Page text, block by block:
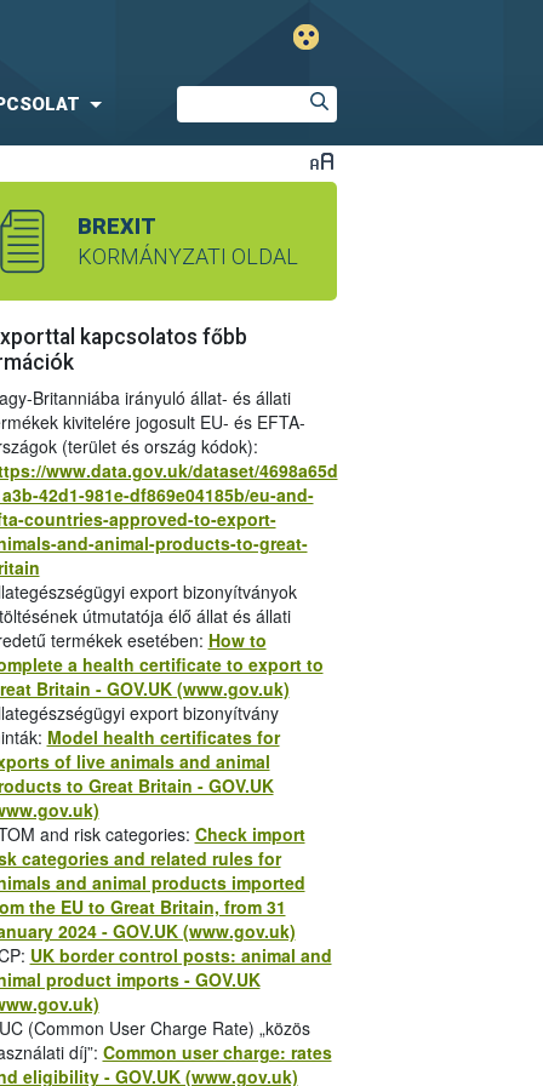
BREXIT
KORMÁNYZATI OLDAL
kapcsolatos főbb
Britanniába irányuló állat- és állati
kivitelére jogosult EU- és EFTA-
(terület és ország kódok):
www.data.gov.uk/dataset/4698a65d
42d1-981e-df869e04185b/eu-and-
countries-approved-to-export-
and-animal-products-to-great-
export bizonyítványok
útmutatója élő állat és állati
termékek esetében: How to
a health certificate to export to
Britain - GOV.UK (www.gov.uk)
export bizonyítvány
Model health certificates for
of live animals and animal
to Great Britain - GOV.UK
and risk categories: Check import
categories and related rules for
and animal products imported
the EU to Great Britain, from 31
2024 - GOV.UK (www.gov.uk)
UK border control posts: animal and
product imports - GOV.UK
(Common User Charge Rate) „közös
díj”: Common user charge: rates
eligibility - GOV.UK (www.gov.uk)
áruforgalomban 2022. január 1-től
2022. január 1-tőlbevezetésre
fontos változás, hogy azállat- és
azelőjelentési kötelezettség
tervezett belépés előttegy nappal, de
for-hauliers.hu
the-eu-and-great-britain.hu
is. A magyar felirattal közzétett
el:
2021_December_BordersOPModel.
alkalmazandó import-szabályok
2021. január 1-jétől ideiglenesen
szerint az Egyesült Királyság és az EU